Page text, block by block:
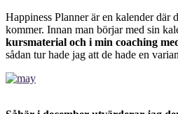
Happiness Planner är en kalender där
kommer. Innan man börjar med sin
kursmaterial och i min coaching
sådan tur hade jag att de hade en